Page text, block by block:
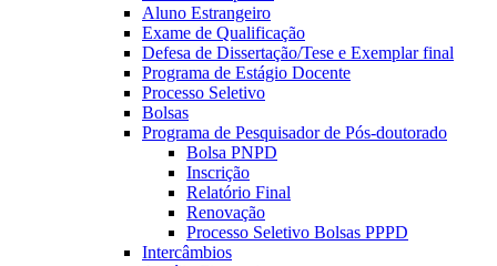
Aluno Estrangeiro
Exame de Qualificação
Defesa de Dissertação/Tese e Exemplar final
Programa de Estágio Docente
Processo Seletivo
Bolsas
Programa de Pesquisador de Pós-doutorado
Bolsa PNPD
Inscrição
Relatório Final
Renovação
Processo Seletivo Bolsas PPPD
Intercâmbios